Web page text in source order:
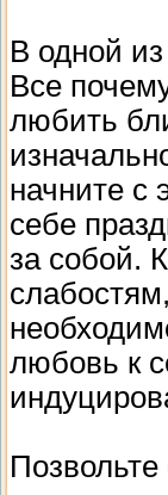
В одной
Все
любить
начните с
себе
за собой.
любовь к